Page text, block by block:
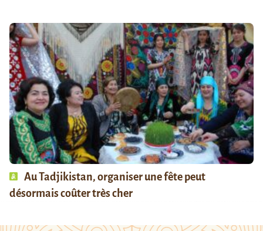
Au Tadjikistan, organiser une fête peut
désormais coûter très cher